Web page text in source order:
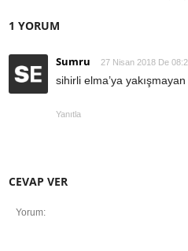
1 YORUM
Sumru 27 Nisan 2018 De
sihirli elma’ya
Yanıtla
CEVAP VER